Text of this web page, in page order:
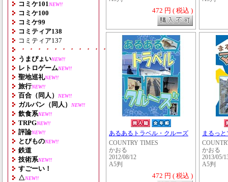
コミケ101 NEW!!
コミケ100
コミケ99
コミティア138
コミティア137
・・・・・・・・・・・・・・・・・・・
うまぴょいNEW!!
レトロゲームNEW!!
聖地巡礼NEW!!
旅行NEW!!
百合（同人） NEW!!
ガルパン（同人） NEW!!
飲食系NEW!!
TRPGNEW!!
評論NEW!!
とびものNEW!!
鉄道
技術系NEW!!
すごーい！
△NEW!!
472 円 ( 税込 )
あるあるトラベル・クルーズ
COUNTRY TIMES
かおる
2012/08/12
A5判
472 円 ( 税込 )
まるっ
かおる
2013/05/
A5判